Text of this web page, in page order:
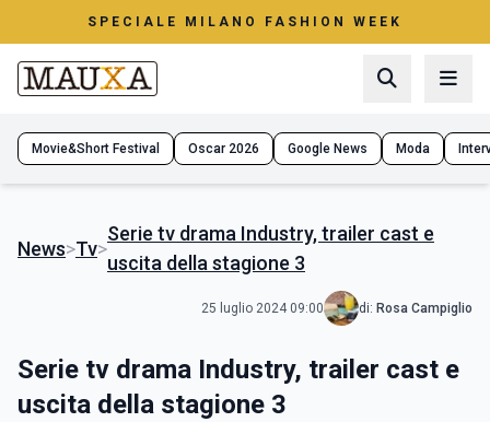
SPECIALE MILANO FASHION WEEK
Movie&Short Festival Oscar 2026 Google News Moda
News>Tv>
Serie tv drama Industry, trailer cast e
uscita della stagione 3
25 luglio 2024 09:00 di: Rosa Campiglio
Serie tv drama Industry, trailer cast e
uscita della stagione 3